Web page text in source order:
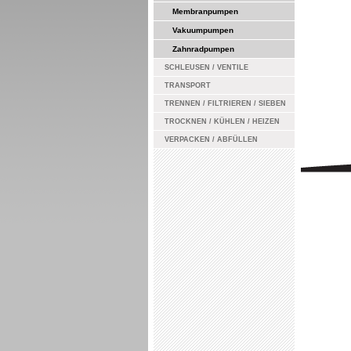
Membranpumpen
Vakuumpumpen
Zahnradpumpen
SCHLEUSEN / VENTILE
TRANSPORT
TRENNEN / FILTRIEREN / SIEBEN
TROCKNEN / KÜHLEN / HEIZEN
VERPACKEN / ABFÜLLEN